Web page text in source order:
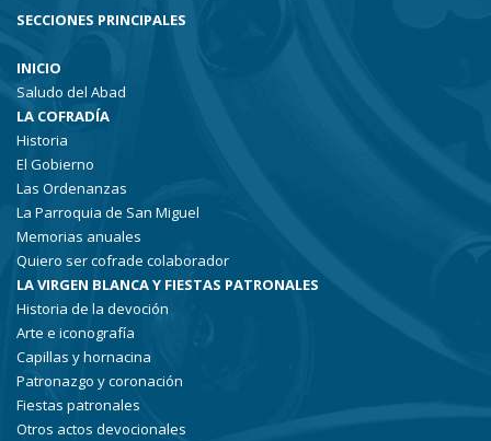
SECCIONES PRINCIPALES
INICIO
Saludo del Abad
LA COFRADÍA
Historia
El Gobierno
Las Ordenanzas
La Parroquia de San Miguel
Memorias anuales
Quiero ser cofrade colaborador
LA VIRGEN BLANCA Y FIESTAS PATRONALES
Historia de la devoción
Arte e iconografía
Capillas y hornacina
Patronazgo y coronación
Fiestas patronales
Otros actos devocionales